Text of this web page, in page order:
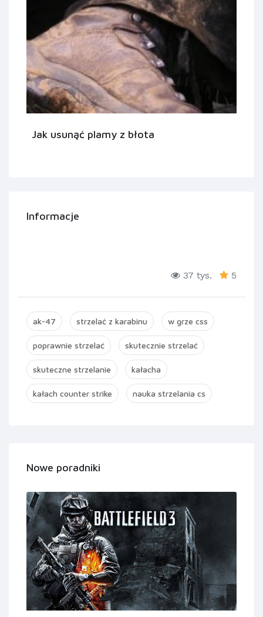
Jak usunąć plamy z błota
Informacje
37 tys. 5
ak-47 strzelać z karabinu w grze css
poprawnie strzelać skutecznie strzelać
skuteczne strzelanie kałacha
kałach counter strike nauka strzelania cs
Nowe poradniki